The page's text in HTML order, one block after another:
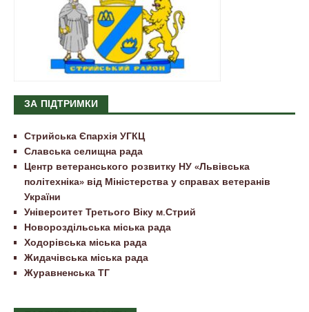
ЗА ПІДТРИМКИ
Стрийська Єпархія УГКЦ
Славська селищна рада
Центр ветеранського розвитку НУ «Львівська
політехніка» від Міністерства у справах ветеранів
України
Університет Третього Віку м.Стрий
Новороздільська міська рада
Ходорівська міська рада
Жидачівська міська рада
Журавненська ТГ